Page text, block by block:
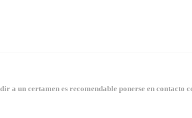
un certamen es recomendable ponerse en contacto